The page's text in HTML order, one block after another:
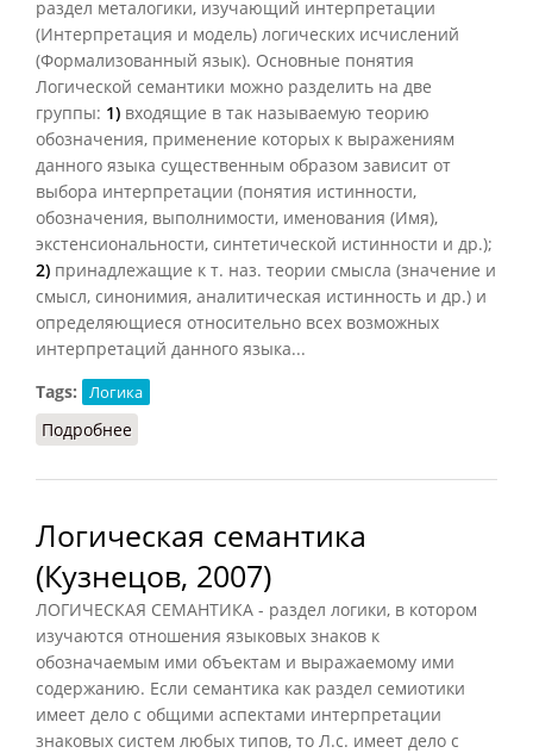
раздел металогики, изучающий интерпретации
(Интерпретация и модель) логических исчислений
(Формализованный язык). Основные понятия
Логической семантики можно разделить на две
группы: 1) входящие в так называемую теорию
обозначения, применение которых к выражениям
данного языка существенным образом зависит от
выбора интерпретации (понятия истинности,
обозначения, выполнимости, именования (Имя),
экстенсиональности, синтетической истинности и др.);
2) принадлежащие к т. наз. теории смысла (значение и
смысл, синонимия, аналитическая истинность и др.) и
определяющиеся относительно всех возможных
интерпретаций данного языка...
Tags:
Логика
Подробнее
Логическая семантика
(Кузнецов, 2007)
ЛОГИЧЕСКАЯ СЕМАНТИКА - раздел логики, в котором
изучаются отношения языковых знаков к
обозначаемым ими объектам и выражаемому ими
содержанию. Если семантика как раздел семиотики
имеет дело с общими аспектами интерпретации
знаковых систем любых типов, то Л.с. имеет дело с